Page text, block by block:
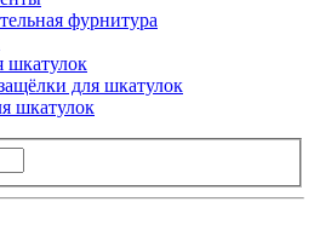
фурнитура
шкатулок
для шкатулок
шкатулок